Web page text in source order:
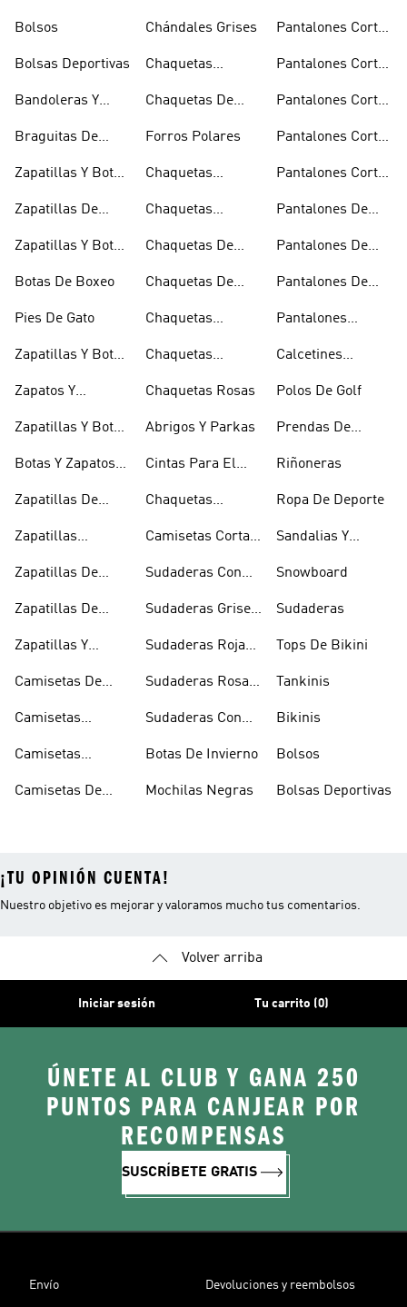
Bolsos
Bolsas Deportivas
Bandoleras Y
Hombro
Braguitas De
Zapatillas Y Botas
Zapatillas De
Zapatillas Y Botas
Botas De Boxeo
Pies De Gato
Zapatillas Y Botas
Zapatos Y
Doradas
Zapatillas Y Botas
Botas Y Zapatos
Zapatillas De
Zapatillas
Zapatillas De
Zapatillas De
Zapatillas Y
Camisetas De
Camisetas
Camisetas
Camisetas De
Chándales Grises
Chaquetas
Acolchados
Chaquetas De
Forros Polares
Chaquetas
Chaquetas
Chaquetas De
Chaquetas De
Chaquetas
Chaquetas
Chaquetas Rosas
Abrigos Y Parkas
Cintas Para El
Chaquetas
Camisetas Cortas
Sudaderas Con
Sudaderas Grises
Sudaderas Rojas
Sudaderas Rosas
Sudaderas Con
Botas De Invierno
Mochilas Negras
Pantalones Cortos
Pantalones Cortos
Pantalones Cortos
Pantalones Cortos
Pantalones Cortos
Pantalones De
Pantalones De
Pantalones De
Pantalones
Calcetines
Polos De Golf
Prendas De
Riñoneras
Ropa De Deporte
Sandalias Y
Snowboard
Sudaderas
Tops De Bikini
Tankinis
Bikinis
Bolsos
Bolsas Deportivas
¡TU OPINIÓN CUENTA!
Nuestro objetivo es mejorar y valoramos mucho tus comentarios.
Volver arriba
Iniciar sesión Tu carrito (0)
ÚNETE AL CLUB Y GANA 250
PUNTOS PARA CANJEAR POR
RECOMPENSAS
SUSCRÍBETE GRATIS
Envío Devoluciones y reembolsos